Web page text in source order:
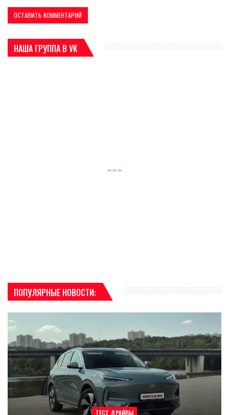
НАША ГРУППА В VK
ПОПУЛЯРНЫЕ НОВОСТИ:
ТЕСТ ДРАЙВЫ